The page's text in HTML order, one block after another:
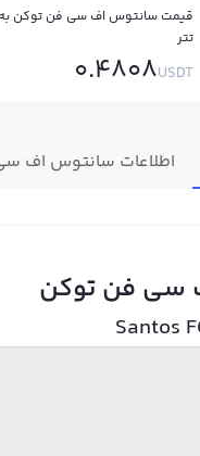
قیمت سانتوس اف سی فن توکن به
تتر
0.4808USDT
اطلاعات سانتوس اف
سی فن توکن
Santos